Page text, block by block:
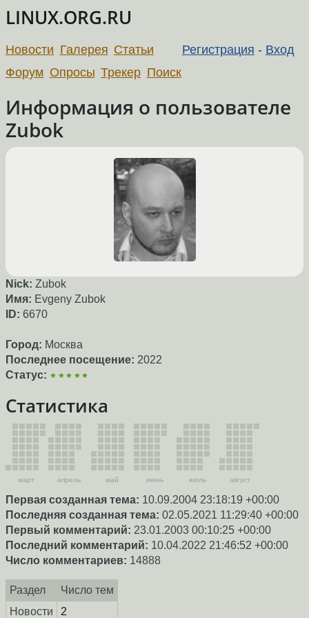
LINUX.ORG.RU
Регистрация - Вход
Новости Галерея Статьи
Форум Опросы Трекер Поиск
Информация о пользователе
Zubok
Nick: Zubok
Имя: Evgeny Zubok
ID: 6670
Город: Москва
Последнее посещение: 2022
Статус: ★★★★★
Статистика
март апрель май июнь июль август
Первая созданная тема: 10.09.2004 23:18:19 +00:00
Последняя созданная тема: 02.05.2021 11:29:40 +00:00
Первый комментарий: 23.01.2003 00:10:25 +00:00
Последний комментарий: 10.04.2022 21:46:52 +00:00
Число комментариев: 14888
Раздел
Число тем
Новости
2